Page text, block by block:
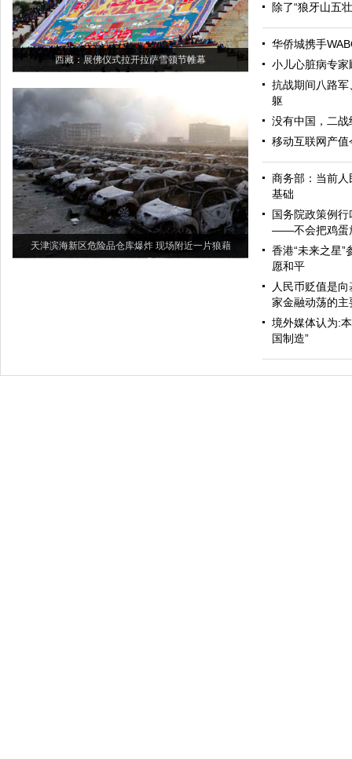
西藏：展佛仪式拉开拉萨雪顿节帷幕
天津滨海新区危险品仓库爆炸 现场附近一片狼藉
除了“狼牙山五
华侨城携手
小儿心脏病专家
抗战期间八路
躯
没有中国，二
移动互联网产
商务部：当前
基础
国务院政策例
——不会把鸡蛋
香港“未来之星
愿和平
人民币贬值是
家金融动荡的主
境外媒体认为:
国制造”